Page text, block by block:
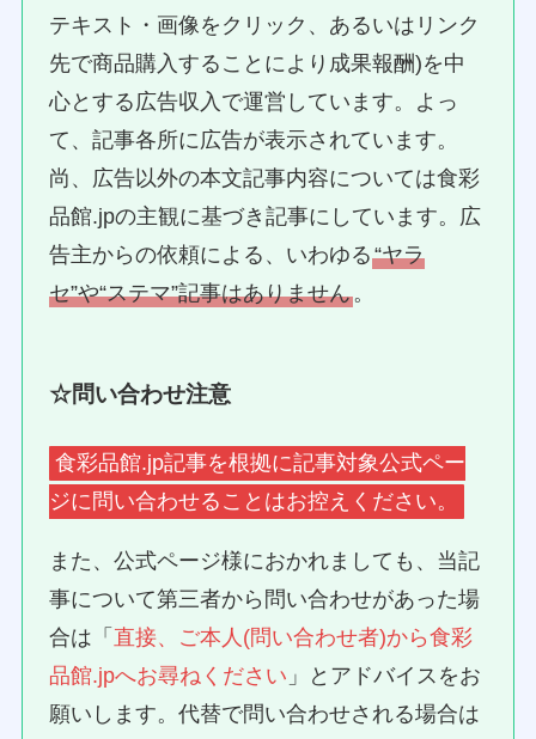
テキスト・画像をクリック、あるいはリンク
先で商品購入することにより成果報酬)を中
心とする広告収入で運営しています。よっ
て、記事各所に広告が表示されています。
尚、広告以外の本文記事内容については食彩
品館.jpの主観に基づき記事にしています。広
告主からの依頼による、いわゆる“ヤラ
セ”や“ステマ”記事はありません。
☆問い合わせ注意
食彩品館.jp記事を根拠に記事対象公式ペー
ジに問い合わせることはお控えください。
また、公式ページ様におかれましても、当記
事について第三者から問い合わせがあった場
合は「 直接、ご本人(問い合わせ者)から食彩
品館.jpへお尋ねください 」とアドバイスをお
願いします。代替で問い合わせされる場合は